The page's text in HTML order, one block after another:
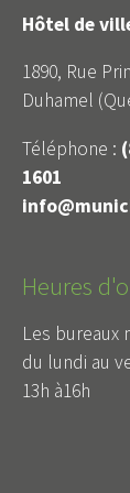
Hôtel de
1890, Rue
Duhamel
Téléphone :
1601
Heures
Les bureaux
du lundi au
13h à16h